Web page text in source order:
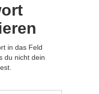
in das Feld
du nicht dein